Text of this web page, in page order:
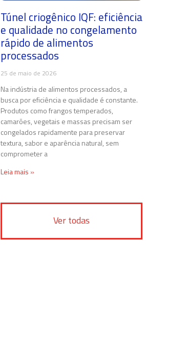
Túnel criogênico IQF: eficiência
e qualidade no congelamento
rápido de alimentos
processados
25 de maio de 2026
Na indústria de alimentos processados, a
busca por eficiência e qualidade é constante.
Produtos como frangos temperados,
camarões, vegetais e massas precisam ser
congelados rapidamente para preservar
textura, sabor e aparência natural, sem
comprometer a
Leia mais »
Ver todas